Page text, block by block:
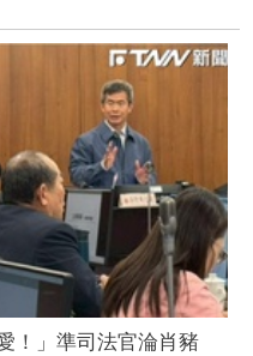
！」準司法官淪肖豬